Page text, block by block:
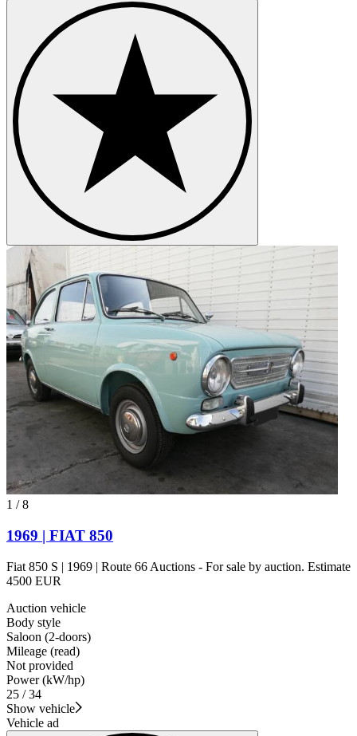
1 /8
1969 | FIAT 850
Fiat 850 S | 1969 | Route 66 Auctions - For sale by auction. Estimate
4500 EUR
Auction vehicle
Body style
Saloon (2-doors)
Mileage (read)
Not provided
Power (kW/hp)
25 / 34
Show vehicle
Vehicle ad